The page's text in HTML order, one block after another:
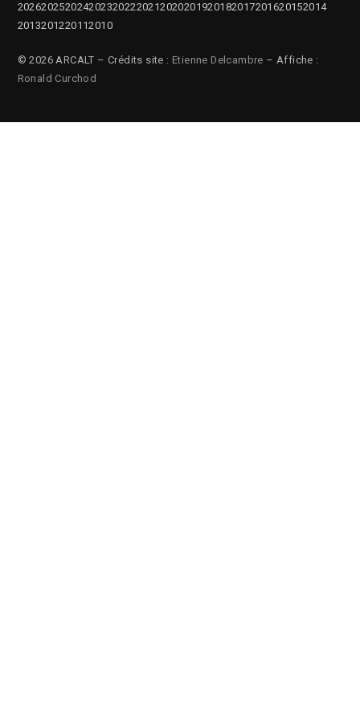
2026202520242023202220212020201920182017201620152014
2013201220112010
© 2026 ARCALT – Crédits site : Etienne Delcambre – Affiche :
Ronald Curchod